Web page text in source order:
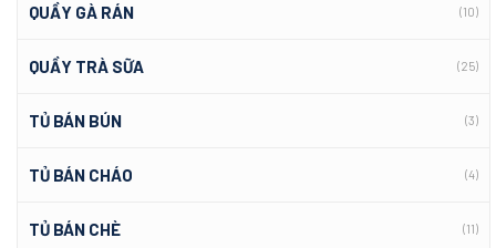
QUẦY GÀ RÁN (10)
QUẦY TRÀ SỮA (25)
TỦ BÁN BÚN (3)
TỦ BÁN CHÁO (4)
TỦ BÁN CHÈ (11)